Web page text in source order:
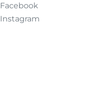
Facebook
Instagram